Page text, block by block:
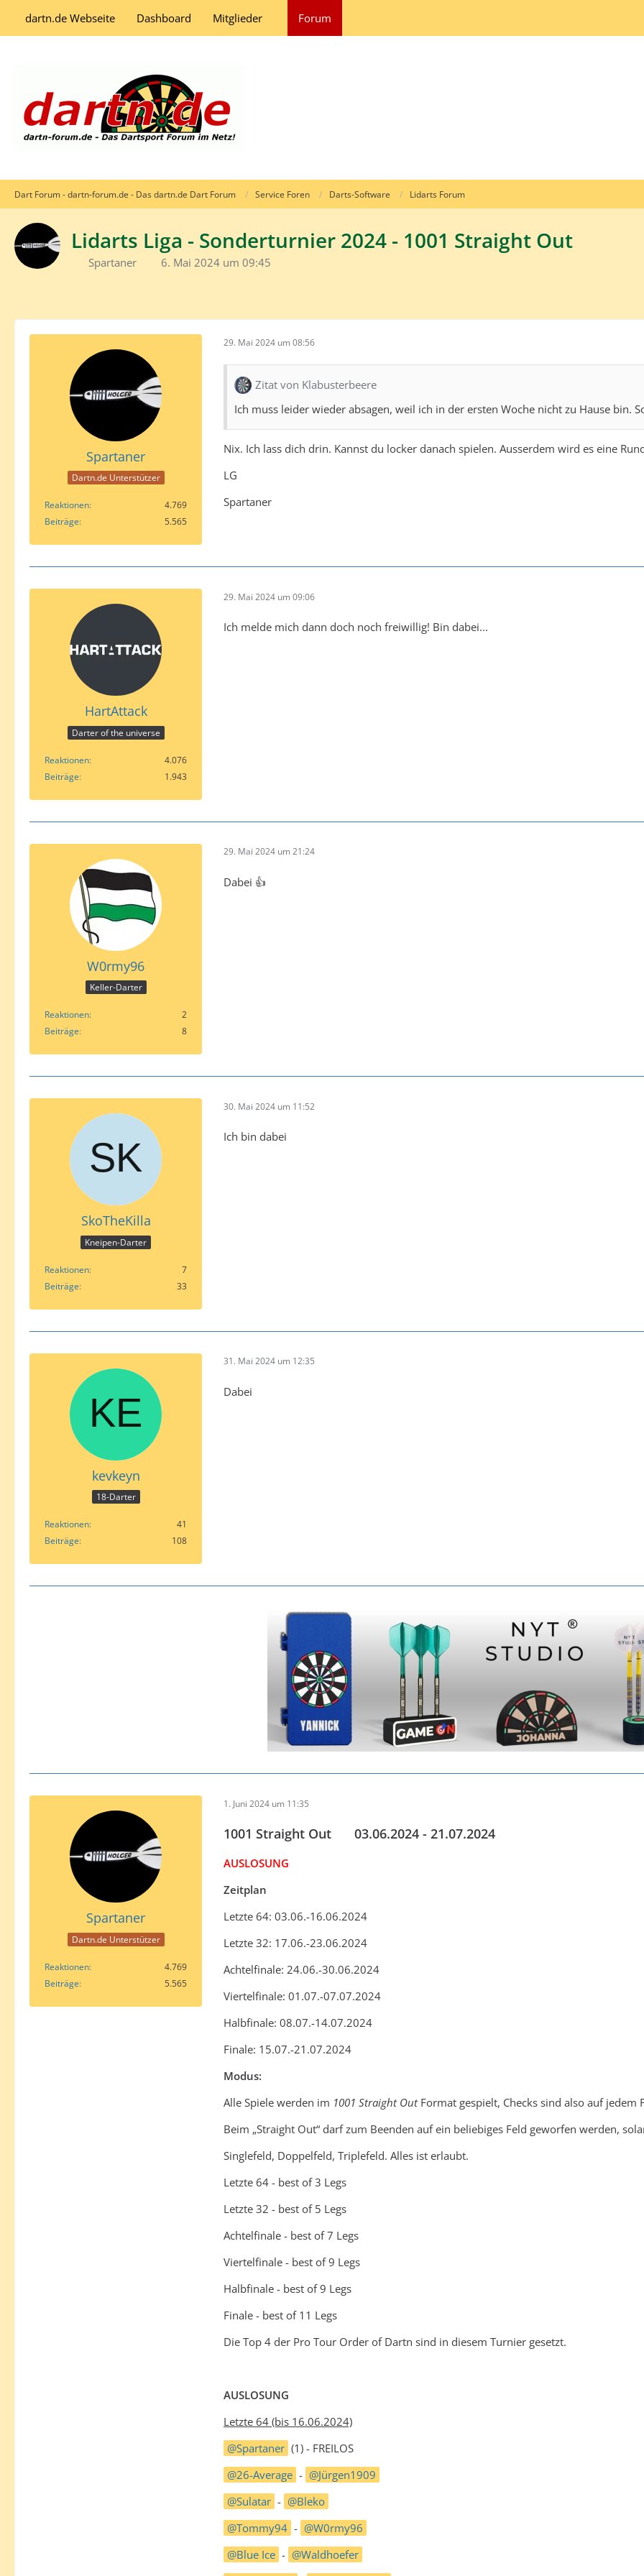
dartn.de Webseite Dashboard Mitglieder Forum
Dart Forum - dartn-forum.de - Das dartn.de Dart Forum Service Foren Darts-Software Lidarts Forum
Lidarts Liga - Sonderturnier 2024 - 1001 Straight Out
Spartaner 6. Mai 2024 um 09:45
Spartaner
Dartn.de Unterstützer
Reaktionen
4.769
Beiträge
5.565
29. Mai 2024 um 08:56
Zitat von Klabusterbeere
Ich muss leider wieder absagen, weil ich in der ersten Woche nicht zu Hause bin.
Nix. Ich lass dich drin. Kannst du locker danach spielen. Ausserdem wird es eine
LG
Spartaner
HartAttack
Darter of the universe
Reaktionen
4.076
Beiträge
1.943
29. Mai 2024 um 09:06
Ich melde mich dann doch noch freiwillig! Bin dabei...
W0rmy96
Keller-Darter
Reaktionen
2
Beiträge
8
29. Mai 2024 um 21:24
Dabei 👍
SkoTheKilla
Kneipen-Darter
Reaktionen
7
Beiträge
33
30. Mai 2024 um 11:52
Ich bin dabei
kevkeyn
18-Darter
Reaktionen
41
Beiträge
108
31. Mai 2024 um 12:35
Dabei
Spartaner
Dartn.de Unterstützer
Reaktionen
4.769
Beiträge
5.565
1. Juni 2024 um 11:35
1001 Straight Out 03.06.2024 - 21.07.2024
AUSLOSUNG
Zeitplan
Letzte 64: 03.06.-16.06.2024
Letzte 32: 17.06.-23.06.2024
Achtelfinale: 24.06.-30.06.2024
Viertelfinale: 01.07.-07.07.2024
Halbfinale: 08.07.-14.07.2024
Finale: 15.07.-21.07.2024
Modus:
Alle Spiele werden im 1001 Straight Out Format gespielt, Checks sind also auf jedem
Beim „Straight Out“ darf zum Beenden auf ein beliebiges Feld geworfen werden,
Singlefeld, Doppelfeld, Triplefeld. Alles ist erlaubt.
Letzte 64 - best of 3 Legs
Letzte 32 - best of 5 Legs
Achtelfinale - best of 7 Legs
Viertelfinale - best of 9 Legs
Halbfinale - best of 9 Legs
Finale - best of 11 Legs
Die Top 4 der Pro Tour Order of Dartn sind in diesem Turnier gesetzt.
AUSLOSUNG
Letzte 64 (bis 16.06.2024)
Spartaner (1) - FREILOS
26-Average -
Jürgen1909
Sulatar -
Bleko
Tommy94 -
W0rmy96
Blue Ice -
Waldhoefer